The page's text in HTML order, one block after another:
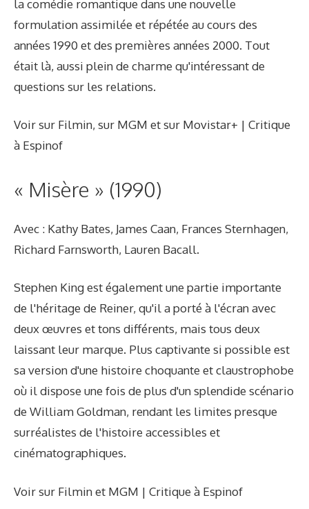
la comédie romantique dans une nouvelle
formulation assimilée et répétée au cours des
années 1990 et des premières années 2000. Tout
était là, aussi plein de charme qu'intéressant de
questions sur les relations.
Voir sur Filmin, sur MGM et sur Movistar+ | Critique
à Espinof
« Misère » (1990)
Avec : Kathy Bates, James Caan, Frances Sternhagen,
Richard Farnsworth, Lauren Bacall.
Stephen King est également une partie importante
de l'héritage de Reiner, qu'il a porté à l'écran avec
deux œuvres et tons différents, mais tous deux
laissant leur marque. Plus captivante si possible est
sa version d'une histoire choquante et claustrophobe
où il dispose une fois de plus d'un splendide scénario
de William Goldman, rendant les limites presque
surréalistes de l'histoire accessibles et
cinématographiques.
Voir sur Filmin et MGM | Critique à Espinof